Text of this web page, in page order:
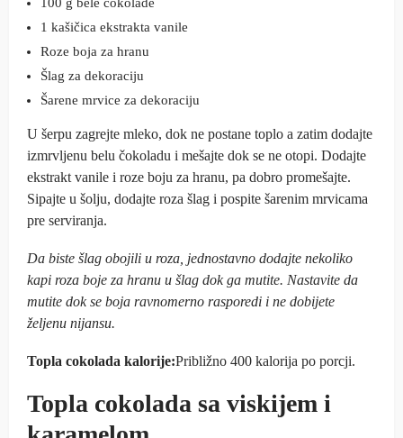
1 kašičica ekstrakta vanile
Roze boja za hranu
Šlag za dekoraciju
Šarene mrvice za dekoraciju
U šerpu zagrejte mleko, dok ne postane toplo a zatim dodajte
izmrvljenu belu čokoladu i mešajte dok se ne otopi. Dodajte
ekstrakt vanile i roze boju za hranu, pa dobro promešajte.
Sipajte u šolju, dodajte roza šlag i pospite šarenim mrvicama
pre serviranja.
Da biste šlag obojili u roza, jednostavno dodajte nekoliko
kapi roza boje za hranu u šlag dok ga mutite. Nastavite da
mutite dok se boja ravnomerno rasporedi i ne dobijete
željenu nijansu.
Topla cokolada kalorije:Približno 400 kalorija po porcji.
Topla cokolada sa viskijem i